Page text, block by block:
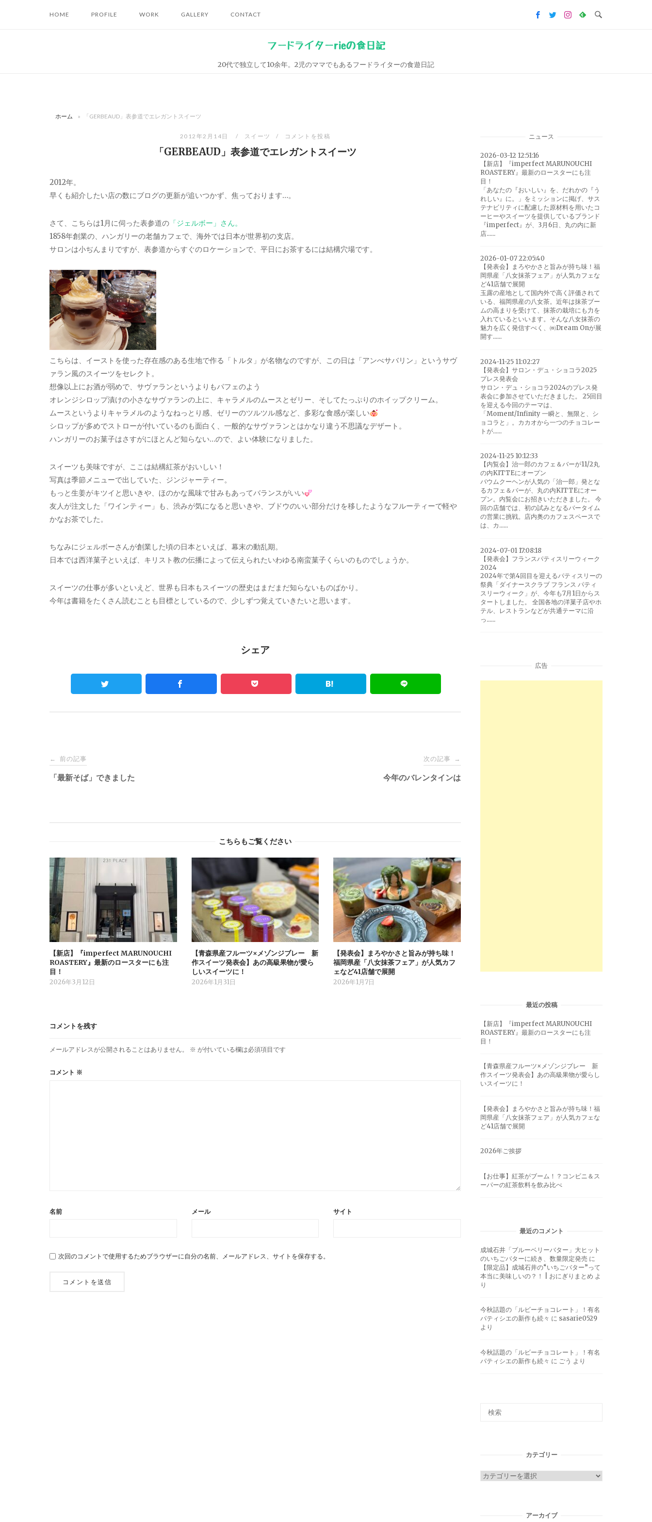
HOME PROFILE WORK GALLERY CONTACT
フードライターrieの食日記
20代で独立して10余年。2児のママでもあるフードライターの食遊日記
ホーム » 「GERBEAUD」表参道でエレガントスイーツ
2012年2月14日 スイーツ コメントを投稿
「GERBEAUD」表参道でエレガントスイーツ
2012年。
早くも紹介したい店の数にブログの更新が追いつかず、焦っております…。
さて、こちらは1月に伺った表参道の 「ジェルボー」さん。
1858年創業の、ハンガリーの老舗カフェで、海外では日本が世界初の支店。
サロンは小ぢんまりですが、表参道からすぐのロケーションで、平日にお茶するには結構穴場です。
こちらは、イーストを使った存在感のある生地で作る「トルタ」が名物なのですが、この日は「アンべサバリン」というサヴ
ァラン風のスイーツをセレクト。
想像以上にお酒が弱めで、サヴァランというよりもパフェのよう
オレンジシロップ漬けの小さなサヴァランの上に、キャラメルのムースとゼリー、そしてたっぷりのホイップクリーム。
ムースというよりキャラメルのようなねっとり感、ゼリーのツルツル感など、多彩な食感が楽しい
シロップが多めでストローが付いているのも面白く、一般的なサヴァランとはかなり違う不思議なデザート。
ハンガリーのお菓子はさすがにほとんど知らない…ので、よい体験になりました。
スイーツも美味ですが、ここは結構紅茶がおいしい！
写真は季節メニューで出していた、ジンジャーティー。
もっと生姜がキツイと思いきや、ほのかな風味で甘みもあってバランスがいい
友人が注文した「ワインティー」も、渋みが気になると思いきや、ブドウのいい部分だけを移したようなフルーティーで軽や
かなお茶でした。
ちなみにジェルボーさんが創業した頃の日本といえば、幕末の動乱期。
日本では西洋菓子といえば、キリスト教の伝播によって伝えられたいわゆる南蛮菓子くらいのものでしょうか。
スイーツの仕事が多いといえど、世界も日本もスイーツの歴史はまだまだ知らないものばかり。
今年は書籍をたくさん読むことも目標としているので、少しずつ覚えていきたいと思います。
シェア
Post
navigation
← 前の記事
「最新そば」できました
次の記事 →
今年のバレンタインは
こちらもご覧ください
【新店】『imperfect MARUNOUCHI
ROASTERY』最新のロースターにも注
目！
2026年3月12日
【青森県産フルーツ×メゾンジブレー 新
作スイーツ発表会】あの高級果物が愛ら
しいスイーツに！
2026年1月31日
【発表会】まろやかさと旨みが持ち味！
福岡県産「八女抹茶フェア」が人気カフ
ェなど41店舗で展開
2026年1月7日
コメントを残す
メールアドレスが公開されることはありません。 ※ が付いている欄は必須項目です
コメント ※
名前 メール サイト
次回のコメントで使用するためブラウザーに自分の名前、メールアドレス、サイトを保存する。
ニュース
2026-03-12 12:51:16
【新店】『imperfect MARUNOUCHI
ROASTERY』最新のロースターにも注
目！
「あなたの『おいしい』を、だれかの『う
れしい』に。」をミッションに掲げ、サス
テナビリティに配慮した原材料を用いたコ
ーヒーやスイーツを提供しているブランド
『imperfect』が、3月6日、丸の内に新
店......
2026-01-07 22:05:40
【発表会】まろやかさと旨みが持ち味！福
岡県産「八女抹茶フェア」が人気カフェな
ど41店舗で展開
玉露の産地として国内外で高く評価されて
いる、福岡県産の八女茶。近年は抹茶ブー
ムの高まりを受けて、抹茶の栽培にも力を
入れているといいます。そんな八女抹茶の
魅力を広く発信すべく、㈱Dream Onが展
開す......
2024-11-25 11:02:27
【発表会】サロン・デュ・ショコラ2025
プレス発表会
サロン・デュ・ショコラ2024のプレス発
表会に参加させていただきました。 25回目
を迎える今回のテーマは、
「Moment/Infinity 一瞬と、無限と、シ
ョコラと」。カカオから一つのチョコレー
トが......
2024-11-25 10:12:33
【内覧会】治一郎のカフェ＆バーが11/2丸
の内KITTEにオープン
バウムクーヘンが人気の「治一郎」発とな
るカフェ＆バーが、丸の内KITTEにオー
プン。内覧会にお招きいただきました。 今
回の店舗では、初の試みとなるバータイム
の営業に挑戦。店内奥のカフェスペースで
は、カ......
2024-07-01 17:08:18
【発表会】フランスパティスリーウィーク
2024
2024年で第4回目を迎えるパティスリーの
祭典「ダイナースクラブ フランス パティ
スリーウィーク」が、今年も7月1日からス
タートしました。 全国各地の洋菓子店やホ
テル、レストランなどが共通テーマに沿
っ......
広告
最近の投稿
【新店】『imperfect MARUNOUCHI
ROASTERY』最新のロースターにも注
目！
【青森県産フルーツ×メゾンジブレー 新
作スイーツ発表会】あの高級果物が愛らし
いスイーツに！
【発表会】まろやかさと旨みが持ち味！福
岡県産「八女抹茶フェア」が人気カフェな
ど41店舗で展開
2026年ご挨拶
【お仕事】紅茶がブーム！？コンビニ＆ス
ーパーの紅茶飲料を飲み比べ
最近のコメント
成城石井「ブルーベリーバター」大ヒット
のいちごバターに続き、数量限定発売 に
【限定品】成城石井の“いちごバター”って
本当に美味しいの？！ | おにぎりまとめ よ
り
今秋話題の「ルビーチョコレート」！有名
パティシエの新作も続々 に sasarie0529
より
今秋話題の「ルビーチョコレート」！有名
パティシエの新作も続々 に ごう より
カテゴリー
カ
アーカイブ